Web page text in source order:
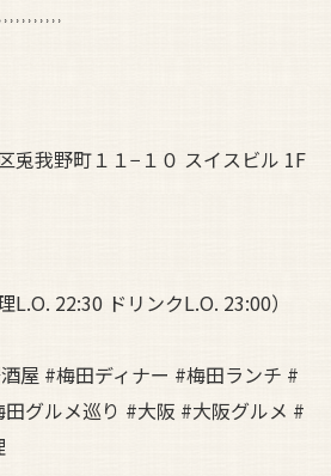
兎我野町１１−１０ スイスビル 1F
L.O. 22:30 ドリンクL.O. 23:00）
屋 #梅田ディナー #梅田ランチ #
グルメ巡り #大阪 #大阪グルメ #